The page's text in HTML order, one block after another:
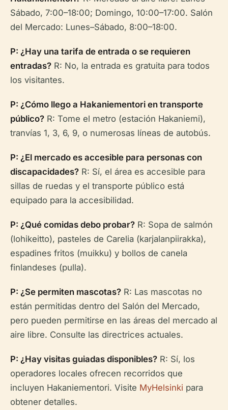
Sábado, 7:00–18:00; Domingo, 10:00–17:00. Salón
del Mercado: Lunes–Sábado, 8:00–18:00.
P: ¿Hay una tarifa de entrada o se requieren
entradas? R: No, la entrada es gratuita para todos
los visitantes.
P: ¿Cómo llego a Hakaniementori en transporte
público? R: Tome el metro (estación Hakaniemi),
tranvías 1, 3, 6, 9, o numerosas líneas de autobús.
P: ¿El mercado es accesible para personas con
discapacidades? R: Sí, el área es accesible para
sillas de ruedas y el transporte público está
equipado para la accesibilidad.
P: ¿Qué comidas debo probar? R: Sopa de salmón
(lohikeitto), pasteles de Carelia (karjalanpiirakka),
espadines fritos (muikku) y bollos de canela
finlandeses (pulla).
P: ¿Se permiten mascotas? R: Las mascotas no
están permitidas dentro del Salón del Mercado,
pero pueden permitirse en las áreas del mercado al
aire libre. Consulte las directrices actuales.
P: ¿Hay visitas guiadas disponibles? R: Sí, los
operadores locales ofrecen recorridos que
incluyen Hakaniementori. Visite MyHelsinki para
obtener detalles.